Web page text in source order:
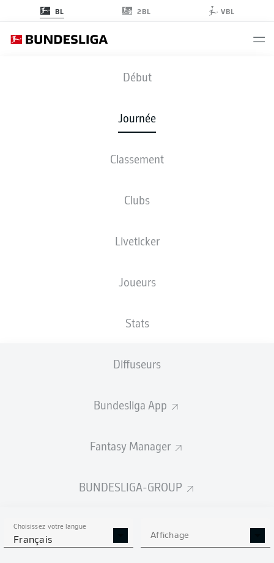
BL 2BL VBL
Début
Journée
Classement
Clubs
Liveticker
Joueurs
Stats
Diffuseurs
Bundesliga App
Fantasy Manager
BUNDESLIGA-GROUP
Choisissez votre langue
Français Affichage
KOE - HSV
COMPOSITIONS STATISTIQUES
ven., 12.02.2027 - dim., 14.02.2027
Publicité